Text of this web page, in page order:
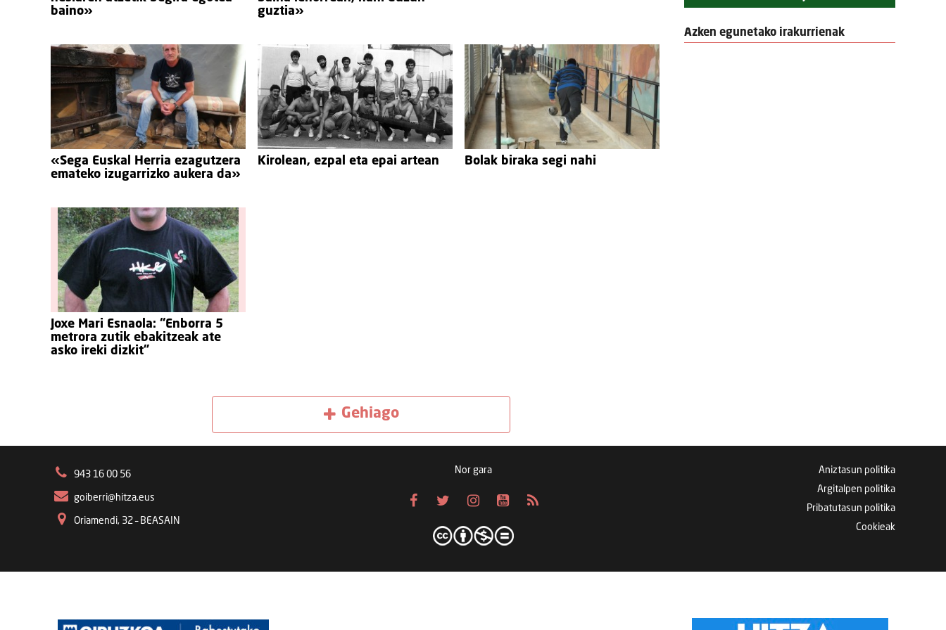
baino»
guztia»
«Sega Euskal Herria ezagutzera
emateko izugarrizko aukera da»
Kirolean, ezpal eta epai artean Bolak biraka segi nahi
Joxe Mari Esnaola: “Enborra 5
metrora zutik ebakitzeak ate
asko ireki dizkit”
Gehiago
Azken egunetako irakurrienak
943 16 00 56
goiberri@hitza.eus
Oriamendi, 32 – BEASAIN
Nor gara
Aniztasun politika
Argitalpen politika
Pribatutasun politika
Cookieak